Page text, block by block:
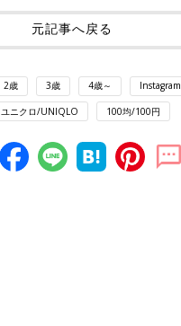
元記事へ戻る
2歳 3歳 4歳～ Instagram
ユニクロ/UNIQLO 100均/100円